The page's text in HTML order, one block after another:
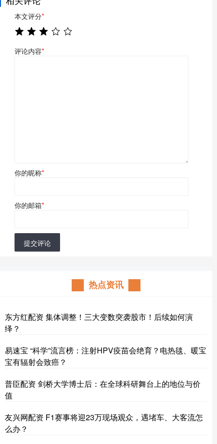
本文评分*
评论内容*
你的昵称*
你的邮箱*
提交评论
热点资讯
东方红配资 集体调整！三大变数突袭股市！后续如何演
绎？
易速宝 “科学”流言榜：注射HPV疫苗会绝育？电热毯、暖宝
宝有辐射会致癌？
普臣配资 剑桥大学博士后：在全球科研舞台上的地位与价
值
友兴网配资 F1赛事将迎23万现场观众，遇堵车、大客流怎
么办？